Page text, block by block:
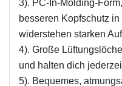
3). PC-In-Molding-
besseren Kopfschutz
widerstehen starken
4). Große
und halten dich
5). Bequemes,